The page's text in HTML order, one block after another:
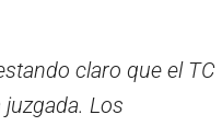
claro que el TC
Los